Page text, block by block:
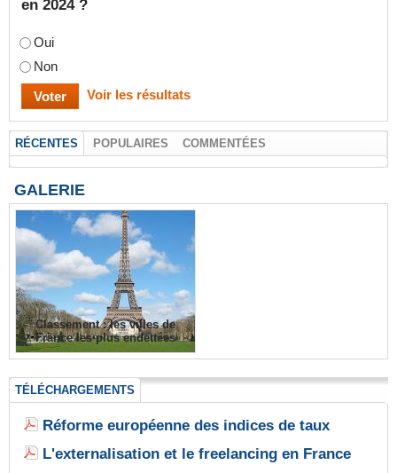
en 2024 ?
Oui
Non
Voir les résultats
RÉCENTES POPULAIRES COMMENTÉES
GALERIE
Classement : les villes de
France les plus endettées
TÉLÉCHARGEMENTS
Réforme européenne des indices de taux
L'externalisation et le freelancing en France